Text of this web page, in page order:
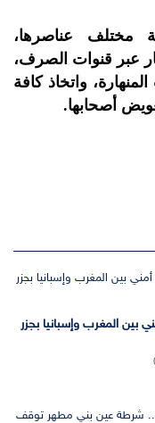
مختلف عناصرها،
عبر قنوات الصرف،
واتخاذ كافة
أصحابها.
بين المغرب وإسبانيا بجزر